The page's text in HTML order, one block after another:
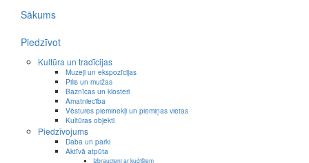
Sākums
Piedzīvot
Kultūra un tradīcijas
Muzeji un ekspozīcijas
Pilis un muižas
Baznīcas un klosteri
Amatniecība
Vēstures pieminekļi un piemiņas vietas
Kultūras objekti
Piedzīvojums
Daba un parki
Aktīvā atpūta
Izbraucieni ar kuģīšiem